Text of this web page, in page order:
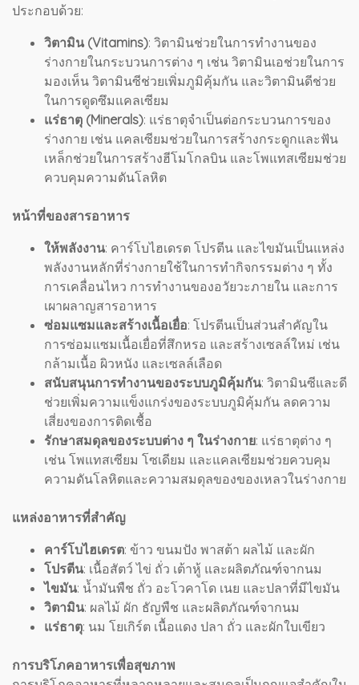
ประกอบด้วย:
วิตามิน (Vitamins): วิตามินช่วยในการทำงานของ
ร่างกายในกระบวนการต่าง ๆ เช่น วิตามินเอช่วยในการ
มองเห็น วิตามินซีช่วยเพิ่มภูมิคุ้มกัน และวิตามินดีช่วย
ในการดูดซึมแคลเซียม
แร่ธาตุ (Minerals): แร่ธาตุจำเป็นต่อกระบวนการของ
ร่างกาย เช่น แคลเซียมช่วยในการสร้างกระดูกและฟัน
เหล็กช่วยในการสร้างฮีโมโกลบิน และโพแทสเซียมช่วย
ควบคุมความดันโลหิต
หน้าที่ของสารอาหาร
ให้พลังงาน: คาร์โบไฮเดรต โปรตีน และไขมันเป็นแหล่ง
พลังงานหลักที่ร่างกายใช้ในการทำกิจกรรมต่าง ๆ ทั้ง
การเคลื่อนไหว การทำงานของอวัยวะภายใน และการ
เผาผลาญสารอาหาร
ซ่อมแซมและสร้างเนื้อเยื่อ: โปรตีนเป็นส่วนสำคัญใน
การซ่อมแซมเนื้อเยื่อที่สึกหรอ และสร้างเซลล์ใหม่ เช่น
กล้ามเนื้อ ผิวหนัง และเซลล์เลือด
สนับสนุนการทำงานของระบบภูมิคุ้มกัน: วิตามินซีและดี
ช่วยเพิ่มความแข็งแกร่งของระบบภูมิคุ้มกัน ลดความ
เสี่ยงของการติดเชื้อ
รักษาสมดุลของระบบต่าง ๆ ในร่างกาย: แร่ธาตุต่าง ๆ
เช่น โพแทสเซียม โซเดียม และแคลเซียมช่วยควบคุม
ความดันโลหิตและความสมดุลของของเหลวในร่างกาย
แหล่งอาหารที่สำคัญ
คาร์โบไฮเดรต: ข้าว ขนมปัง พาสต้า ผลไม้ และผัก
โปรตีน: เนื้อสัตว์ ไข่ ถั่ว เต้าหู้ และผลิตภัณฑ์จากนม
ไขมัน: น้ำมันพืช ถั่ว อะโวคาโด เนย และปลาที่มีไขมัน
วิตามิน: ผลไม้ ผัก ธัญพืช และผลิตภัณฑ์จากนม
แร่ธาตุ: นม โยเกิร์ต เนื้อแดง ปลา ถั่ว และผักใบเขียว
การบริโภคอาหารเพื่อสุขภาพ